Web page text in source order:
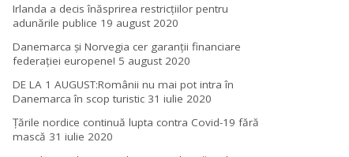
Irlanda a decis înăsprirea restricțiilor pentru
adunările publice 19 august 2020
Danemarca și Norvegia cer garanții financiare
federației europene! 5 august 2020
DE LA 1 AUGUST:Românii nu mai pot intra în
Danemarca în scop turistic 31 iulie 2020
Țările nordice continuă lupta contra Covid-19 fără
mască 31 iulie 2020